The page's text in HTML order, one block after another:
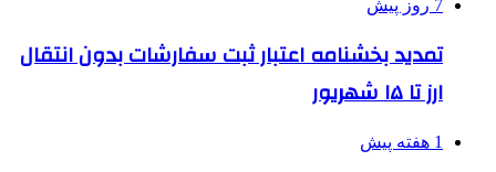
7 روز پیش
تمدید بخشنامه اعتبار ثبت سفارشات بدون انتقال
ارز تا ۱۵ شهریور
1 هفته پیش